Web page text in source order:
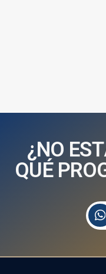
¿NO EST
QUÉ PRO